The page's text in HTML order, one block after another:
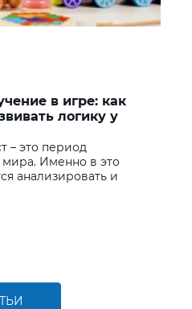
в игре: как
логику у
– это период
мира. Именно в это
анализировать и